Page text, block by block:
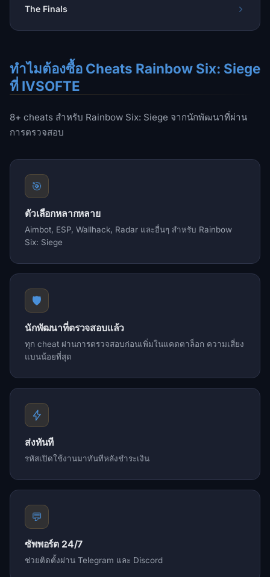
The Finals
ทำไมต้องซื้อ Cheats Rainbow Six: Siege
ที่ IVSOFTE
8+ cheats สำหรับ Rainbow Six: Siege จากนักพัฒนาที่ผ่าน
การตรวจสอบ
🎯
ตัวเลือกหลากหลาย
Aimbot, ESP, Wallhack, Radar และอื่นๆ สำหรับ Rainbow
Six: Siege
🛡️
นักพัฒนาที่ตรวจสอบแล้ว
ทุก cheat ผ่านการตรวจสอบก่อนเพิ่มในแคตตาล็อก ความเสี่ยง
แบนน้อยที่สุด
ส่งทันที
รหัสเปิดใช้งานมาทันทีหลังชำระเงิน
💬
ซัพพอร์ต 24/7
ช่วยติดตั้งผ่าน Telegram และ Discord